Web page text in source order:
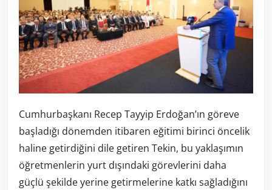
Cumhurbaşkanı Recep Tayyip Erdoğan’ın göreve
başladığı dönemden itibaren eğitimi birinci öncelik
haline getirdiğini dile getiren Tekin, bu yaklaşımın
öğretmenlerin yurt dışındaki görevlerini daha
güçlü şekilde yerine getirmelerine katkı sağladığını